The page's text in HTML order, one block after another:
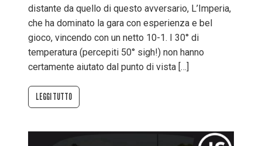
distante da quello di questo avversario, L’Imperia,
che ha dominato la gara con esperienza e bel
gioco, vincendo con un netto 10-1. I 30° di
temperatura (percepiti 50° sigh!) non hanno
certamente aiutato dal punto di vista […]
LEGGI TUTTO